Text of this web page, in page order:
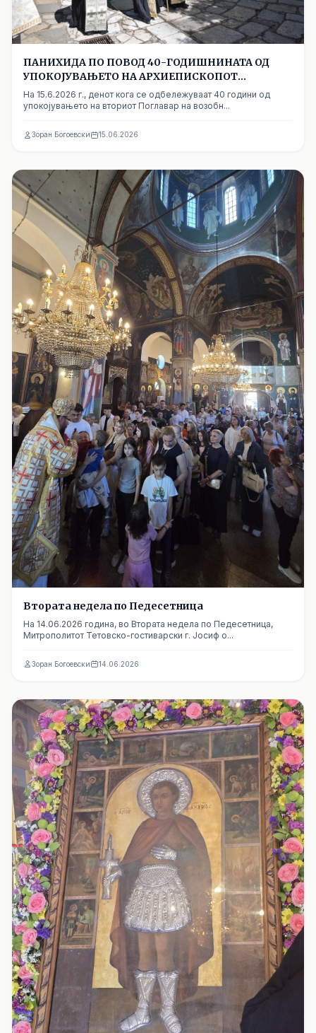
ПАНИХИДА ПО ПОВОД 40-ГОДИШНИНАТА ОД
УПОКОЈУВАЊЕТО НА АРХИЕПИСКОПОТ
АНГЕЛАРИЈ
На 15.6.2026 г., денот кога се одбележуваат 40 години од
упокојувањето на вториот Поглавар на возобн...
Зоран Богоевски 15.06.2026
Втората недела по Педесетница
На 14.06.2026 година, во Втората недела по Педесетница,
Mитрополитот Тетовско-гостиварски г. Јосиф о...
Зоран Богоевски 14.06.2026